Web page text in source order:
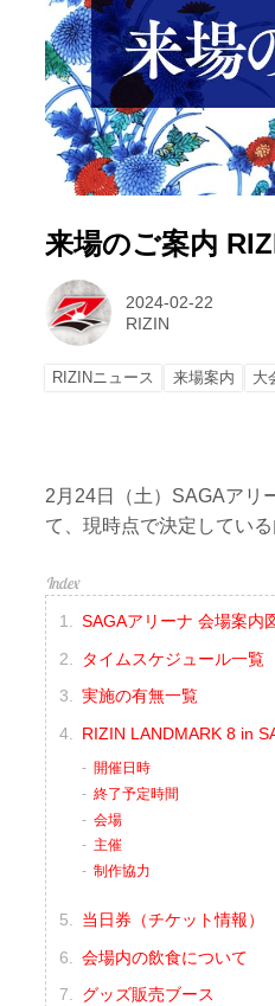
来場のご案内
2024-02-22
RIZIN
RIZINニュース 来場案内 大
2月24日（土）SAGAアリ
て、現時点で決定してい
SAGAアリーナ 会場案内
タイムスケジュール一覧
実施の有無一覧
RIZIN LANDMARK 8 in
開催日時
終了予定時間
会場
主催
制作協力
当日券（チケット情報）
会場内の飲食について
グッズ販売ブース